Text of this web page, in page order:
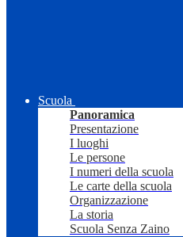
Scuola
Panoramica
Presentazione
I luoghi
Le persone
I numeri della scuola
Le carte della scuola
Organizzazione
La storia
Scuola Senza Zaino